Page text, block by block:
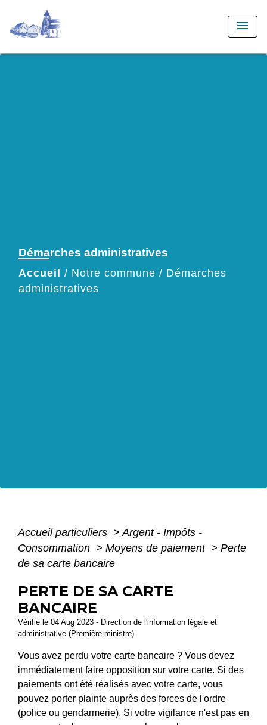
menu
Démarches administratives
Accueil / Notre commune / Démarches
administratives
Accueil particuliers > Argent - Impôts -
Consommation > Moyens de paiement > Perte
de sa carte bancaire
PERTE DE SA CARTE
BANCAIRE
Vérifié le 04 Aug 2023 - Direction de l'information légale et
administrative (Première ministre)
Vous avez perdu votre carte bancaire ? Vous devez
immédiatementfaire opposition sur votre carte. Si des
paiements ont été réalisés avec votre carte, vous
pouvez porter plainte auprès des forces de l'ordre
(police ou gendarmerie). Si votre vigilance n'est pas en